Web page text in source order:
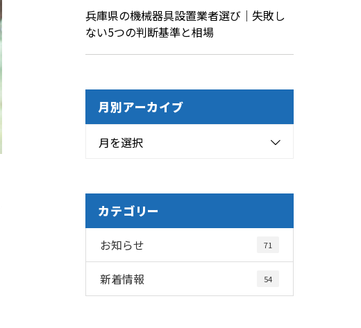
兵庫県の機械器具設置業者選び｜失敗し
ない5つの判断基準と相場
月別アーカイブ
月を選択
カテゴリー
お知らせ 71
新着情報 54